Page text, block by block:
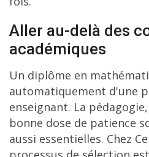
Aller au-delà des
académiques
Un diplôme en
automatiquement d'une
enseignant. La
bonne dose de patience
aussi essentielles. Chez